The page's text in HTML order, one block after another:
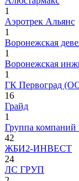
1
Аэротрек Альянс
1
Воронежская
1
Воронежская
1
ГК Первоград
16
Грайд
1
Группа компаний
42
ЖБИ2-ИНВЕСТ
24
ЛС ГРУП